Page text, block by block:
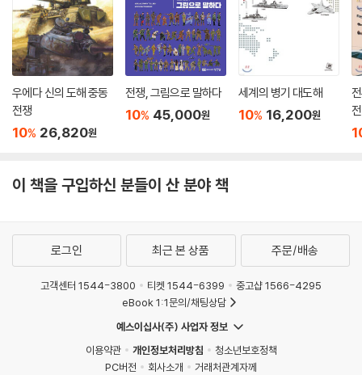
우에다 신의 도해 중동
전쟁
10% 26,820원
전쟁, 그림으로 말하다
10% 45,000원
세계의 병기 대도해
10% 16,200원
전
이 책을 구입하신 분들이 산 분야 책
로그인 최근 본 상품 주문/배송
고객센터 1544-3800 티켓 1544-6399
중고샵 1566-4295
eBook 1:1문의/채팅상담
예스이십사(주) 사업자 정보
이용약관
개인정보처리방침
청소년보호정책
PC버전
회사소개 거래처관계자께